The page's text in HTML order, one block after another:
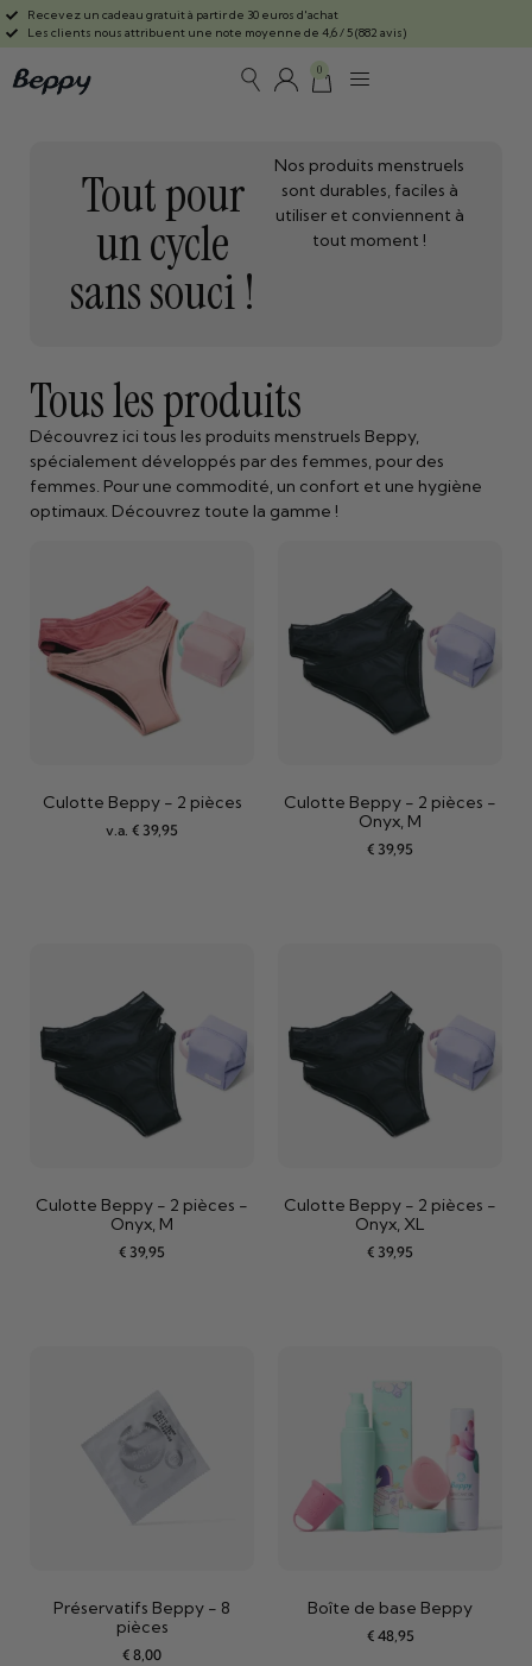
Recevez un cadeau gratuit à partir de 30 euros d'achat
Les clients nous attribuent une note moyenne de 4,6 / 5 (882 avis)
0
Tout pour
un cycle
sans souci !
Nos produits menstruels
sont durables, faciles à
utiliser et conviennent à
tout moment !
Tous les produits
Découvrez ici tous les produits menstruels Beppy,
spécialement développés par des femmes, pour des
femmes. Pour une commodité, un confort et une hygiène
optimaux. Découvrez toute la gamme !
Culotte Beppy - 2 pièces
v.a. € 39,95
Culotte Beppy - 2 pièces -
Onyx, M
€ 39,95
Culotte Beppy - 2 pièces -
Onyx, M
€ 39,95
Culotte Beppy - 2 pièces -
Onyx, XL
€ 39,95
Préservatifs Beppy - 8
pièces
€ 8,00
Boîte de base Beppy
€48,95